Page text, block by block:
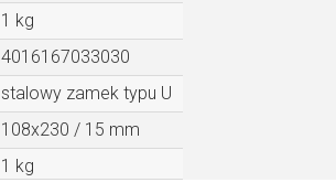
1 kg
4016167033030
stalowy zamek typu U
108x230 / 15 mm
1 kg